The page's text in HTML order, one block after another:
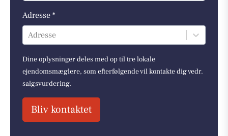
Adresse *
Adresse
Dine oplysninger deles med op til tre lokale
ejendomsmæglere, som efterfølgende vil kontakte dig vedr.
salgsvurdering.
Bliv kontaktet